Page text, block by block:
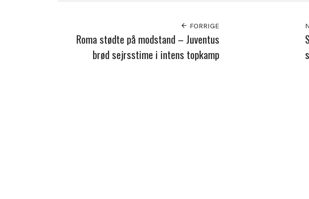
FORRIGE
Roma stødte på modstand – Juventus
brød sejrsstime i intens topkamp